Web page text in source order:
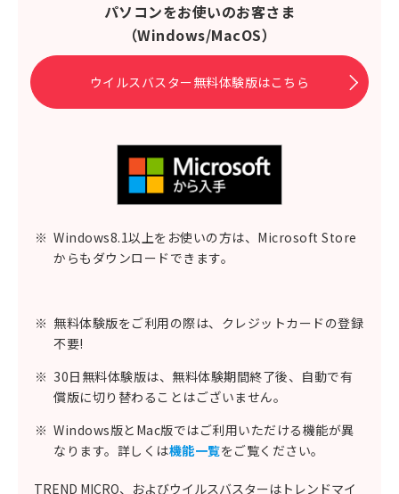
パソコンをお使いのお客さま
（Windows/MacOS）
ウイルスバスター無料体験版はこちら
※ Windows8.1以上をお使いの方は、Microsoft Store
からもダウンロードできます。
※ 無料体験版をご利用の際は、クレジットカードの登録
不要!
※ 30日無料体験版は、無料体験期間終了後、自動で有
償版に切り替わることはございません。
※ Windows版とMac版ではご利用いただける機能が異
なります。詳しくは機能一覧をご覧ください。
TREND MICRO、およびウイルスバスターはトレンドマイ